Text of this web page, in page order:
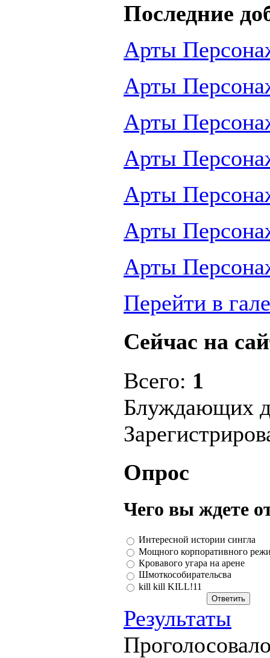
Последние
Арты
Арты
Арты
Арты
Арты
Арты
Арты
Перейти в
Сейчас на
Всего: 1
Блуждающих
Опрос
Чего вы ждете
Интересной истории сингла
Мощного корпоративного
Кровавого угара на арене
Шмоткособирательсва
kill kill KILL!11
Результаты